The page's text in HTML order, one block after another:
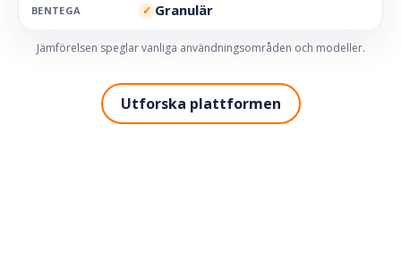
BENTEGA ✓ Granulär
Jämförelsen speglar vanliga användningsområden och modeller.
Utforska plattformen